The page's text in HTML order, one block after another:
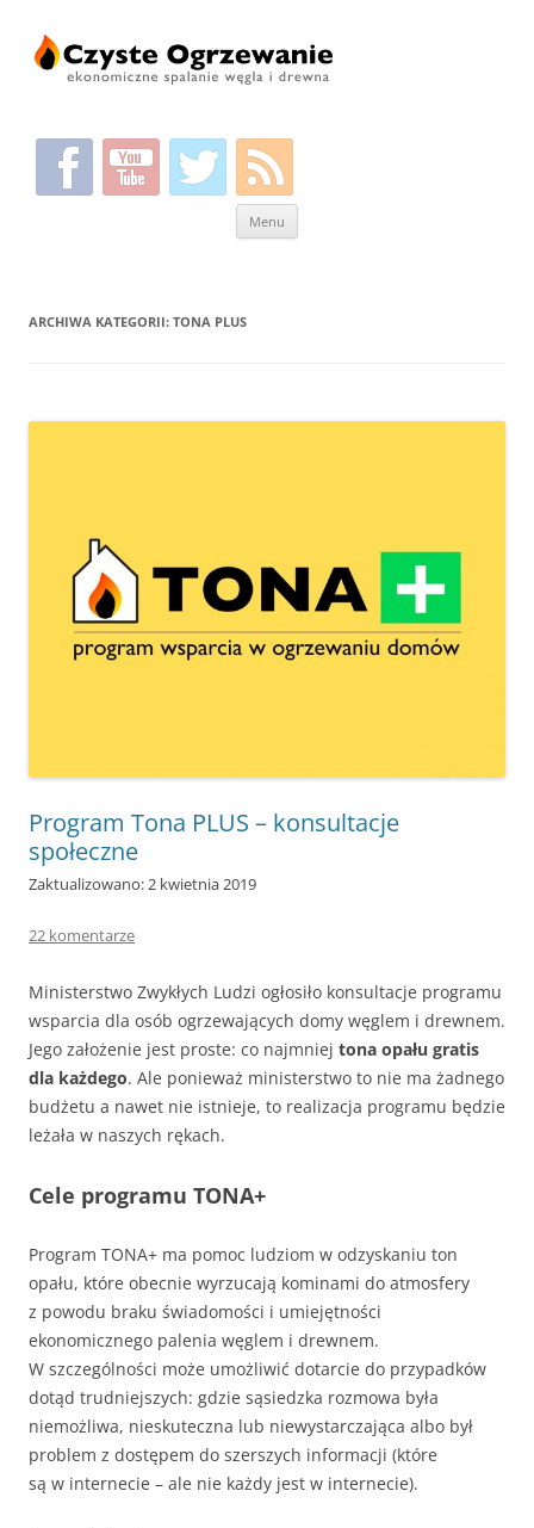
Menu
ARCHIWA KATEGORII: TONA PLUS
Program Tona PLUS – konsultacje
społeczne
Zaktualizowano: 2 kwietnia 2019
22 komentarze
Ministerstwo Zwykłych Ludzi ogłosiło konsultacje programu
wsparcia dla osób ogrzewających domy węglem i drewnem.
Jego założenie jest proste: co najmniej tona opału gratis
dla każdego. Ale ponieważ ministerstwo to nie ma żadnego
budżetu a nawet nie istnieje, to realizacja programu będzie
leżała w naszych rękach.
Cele programu TONA+
Program TONA+ ma pomoc ludziom w odzyskaniu ton
opału, które obecnie wyrzucają kominami do atmosfery
z powodu braku świadomości i umiejętności
ekonomicznego palenia węglem i drewnem.
W szczególności może umożliwić dotarcie do przypadków
dotąd trudniejszych: gdzie sąsiedzka rozmowa była
niemożliwa, nieskuteczna lub niewystarczająca albo był
problem z dostępem do szerszych informacji (które
są w internecie – ale nie każdy jest w internecie).